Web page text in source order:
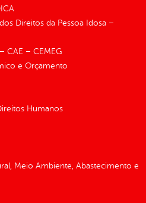
Direitos da Pessoa Idosa –
CAE – CEMEG
e Orçamento
Humanos
Meio Ambiente, Abastecimento e